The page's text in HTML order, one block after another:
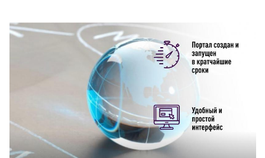
Смотреть проект